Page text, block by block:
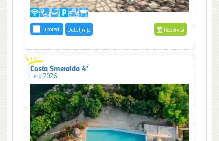
uporedi Detaljnije Rezerviši
Costa Smeralda 4*
Leto 2026